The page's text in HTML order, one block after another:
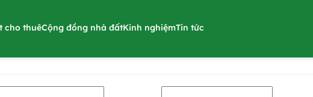
cho thuêCộng đồng nhà đấtKinh nghiệmTin tức